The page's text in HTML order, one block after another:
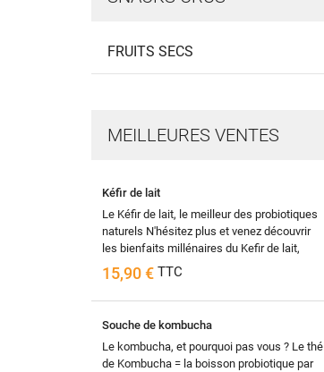
FRUITS SECS
MEILLEURES VENTES
Kéfir de lait
Le Kéfir de lait, le meilleur des probiotiques
naturels N'hésitez plus et venez découvrir
les bienfaits millénaires du Kefir de lait,
cette boisson...
15,90 € TTC
Souche de kombucha
Le kombucha, et pourquoi pas vous ? Le thé
de Kombucha = la boisson probiotique par